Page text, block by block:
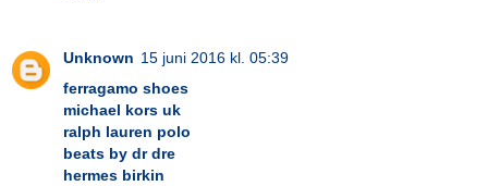
Unknown 15 juni 2016 kl. 05:39
ferragamo shoes
michael kors uk
ralph lauren polo
beats by dr dre
hermes birkin